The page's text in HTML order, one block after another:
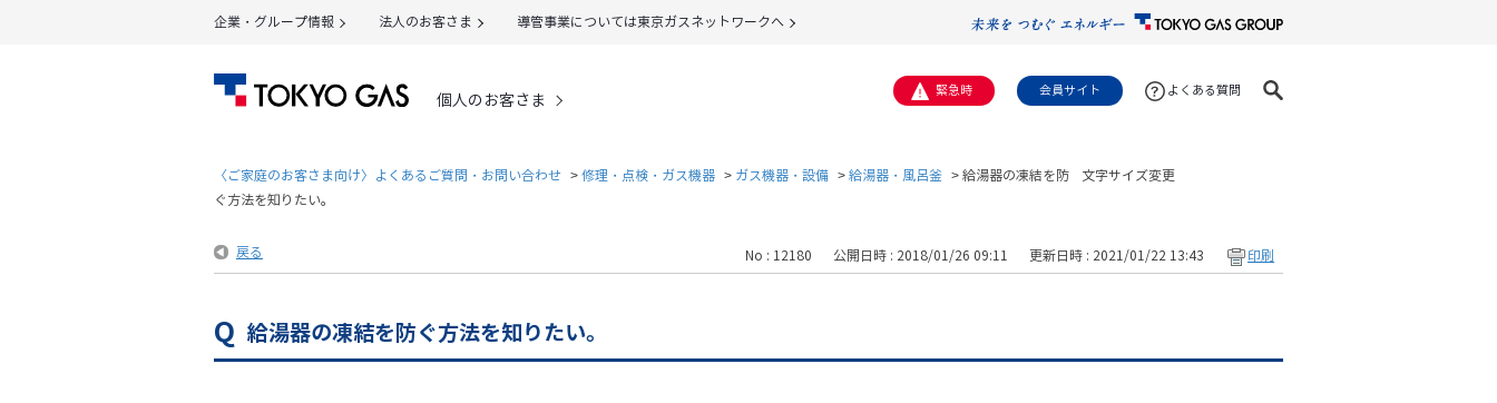
企業・グループ情報 法人のお客さま 導管事業については東京ガスネットワークへ
個人のお客さま 緊急時 会員サイト よくある質問
文字サイズ変更
〈ご家庭のお客さま向け〉よくあるご質問・お問い合わせ >修理・点検・ガス機器 > ガス機器・設備 >給湯器・風呂釜 >給湯器の凍結を防
ぐ方法を知りたい。
戻る No : 12180 公開日時 : 2018/01/26 09:11 更新日時 : 2021/01/22 13:43 印刷
給湯器の凍結を防ぐ方法を知りたい。